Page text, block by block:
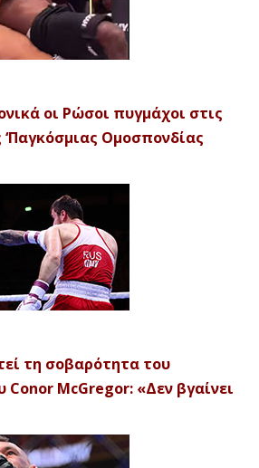
οι Ρώσοι πυγμάχοι στις
‘Παγκόσμιας Ομοσπονδίας
τη σοβαρότητα του
Conor McGregor: «Δεν βγαίνει